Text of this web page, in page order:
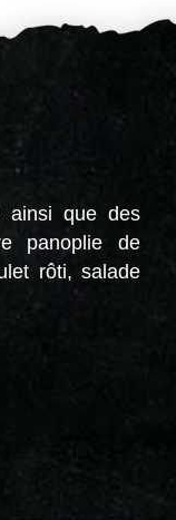
ainsi que des
panoplie de
rôti, salade